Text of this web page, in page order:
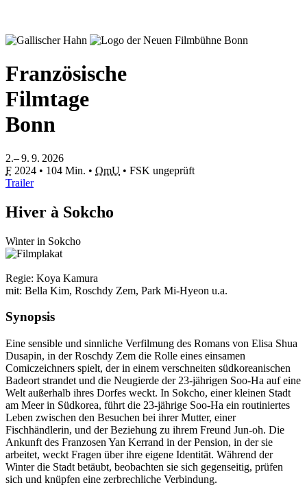
Französische
Filmtage
Bonn
2.– 9. 9. 2026
F 2024 • 104 Min. • OmU • FSK ungeprüft
Trailer
Hiver à Sokcho
Winter in Sokcho
Regie: Koya Kamura
mit: Bella Kim, Roschdy Zem, Park Mi‑Hyeon u.a.
Synopsis
Eine sensible und sinnliche Verfilmung des Romans von Elisa Shua
Dusapin, in der Roschdy Zem die Rolle eines einsamen
Comiczeichners spielt, der in einem verschneiten südkoreanischen
Badeort strandet und die Neugierde der 23-jährigen Soo-Ha auf eine
Welt außerhalb ihres Dorfes weckt. In Sokcho, einer kleinen Stadt
am Meer in Südkorea, führt die 23-jährige Soo-Ha ein routiniertes
Leben zwischen den Besuchen bei ihrer Mutter, einer
Fischhändlerin, und der Beziehung zu ihrem Freund Jun-oh. Die
Ankunft des Franzosen Yan Kerrand in der Pension, in der sie
arbeitet, weckt Fragen über ihre eigene Identität. Während der
Winter die Stadt betäubt, beobachten sie sich gegenseitig, prüfen
sich und knüpfen eine zerbrechliche Verbindung.